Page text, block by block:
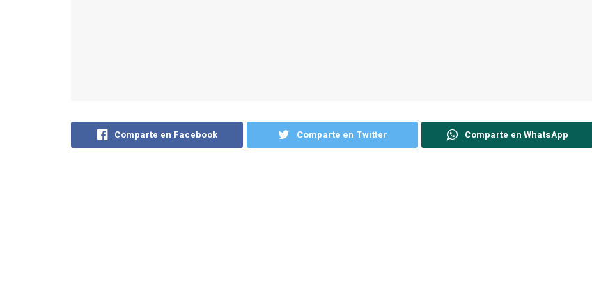
Comparte en Facebook Comparte en Twitter Comparte en WhatsApp